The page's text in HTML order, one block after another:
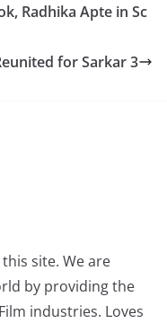
Radhika Apte in Sc
for Sarkar 3
site. We are
by providing the
industries. Loves